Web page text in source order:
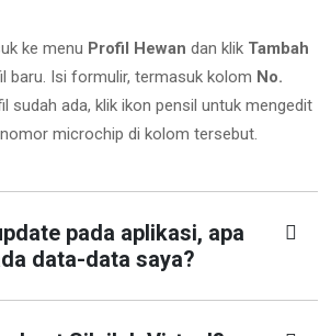
ke menu Profil Hewan dan klik Tambah
baru. Isi formulir, termasuk kolom No.
sudah ada, klik ikon pensil untuk mengedit
microchip di kolom tersebut.
pada aplikasi, apa
data-data saya?